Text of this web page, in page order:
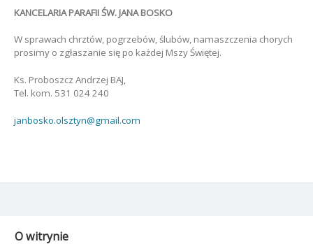
KANCELARIA PARAFII ŚW. JANA BOSKO
W sprawach chrztów, pogrzebów, ślubów, namaszczenia chorych
prosimy o zgłaszanie się po każdej Mszy Świętej.
Ks. Proboszcz Andrzej BAJ,
Tel. kom. 531 024 240
janbosko.olsztyn@gmail.com
O witrynie